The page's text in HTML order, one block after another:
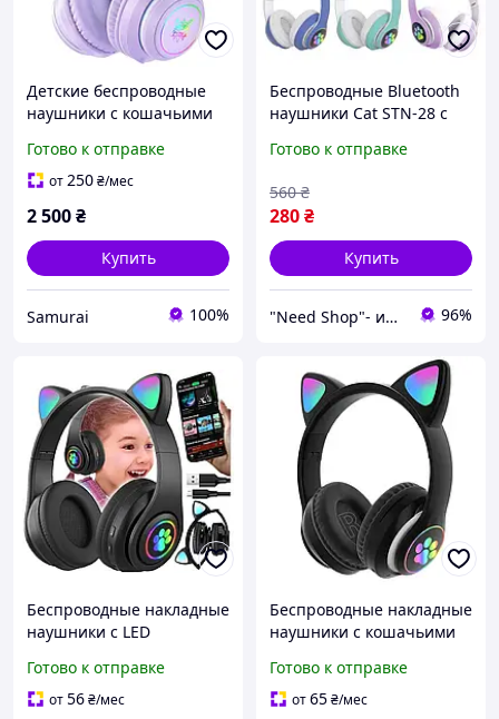
Детские беспроводные
наушники с кошачьими
микрофоном, RGB
подсветка, накладные
работы
Готово к отправке
от250₴/мес
2 500₴
Купить
Samurai 100%
Беспроводные Bluetooth
наушники Cat STN-28 с
светом для детей
и шумоизоляцией
Готово к отправке
280₴
560 ₴
Купить
"Need Shop"- интернет-магазин 96%
Беспроводные накладные
наушники с LED
часов работы черные
KT3137
Готово к отправке
от56₴/мес
Беспроводные накладные
наушники с кошачьими
для детей 6 часов черные
GR-6288
Готово к отправке
от65₴/мес